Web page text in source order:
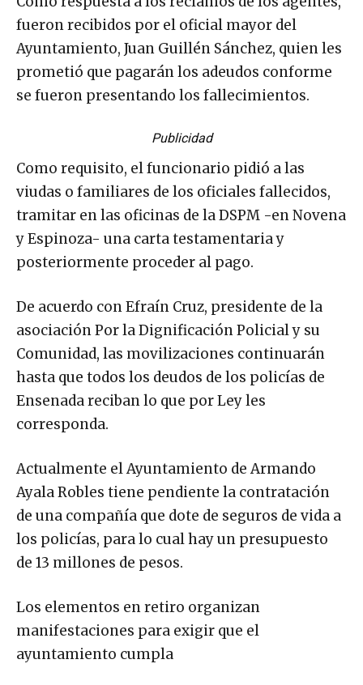
fueron recibidos por el oficial mayor del
Ayuntamiento, Juan Guillén Sánchez, quien les
prometió que pagarán los adeudos conforme
se fueron presentando los fallecimientos.
Publicidad
Como requisito, el funcionario pidió a las
viudas o familiares de los oficiales fallecidos,
tramitar en las oficinas de la DSPM -en Novena
y Espinoza- una carta testamentaria y
posteriormente proceder al pago.
De acuerdo con Efraín Cruz, presidente de la
asociación Por la Dignificación Policial y su
Comunidad, las movilizaciones continuarán
hasta que todos los deudos de los policías de
Ensenada reciban lo que por Ley les
corresponda.
Actualmente el Ayuntamiento de Armando
Ayala Robles tiene pendiente la contratación
de una compañía que dote de seguros de vida a
los policías, para lo cual hay un presupuesto
de 13 millones de pesos.
Los elementos en retiro organizan
manifestaciones para exigir que el
ayuntamiento cumpla